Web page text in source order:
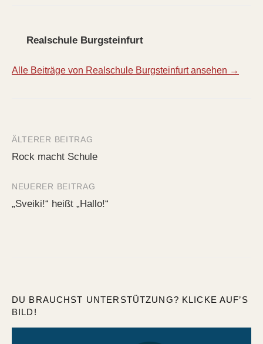
Realschule Burgsteinfurt
Alle Beiträge von Realschule Burgsteinfurt ansehen →
Beitrags-
Navigation
ÄLTERER BEITRAG
Rock macht Schule
NEUERER BEITRAG
„Sveiki!“ heißt „Hallo!“
DU BRAUCHST UNTERSTÜTZUNG? KLICKE AUF’S
BILD!